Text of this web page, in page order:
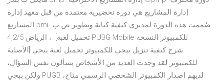
إدارة المشاريع هي دورة تحضيرية معتمدة من قبل معهد إدارة
المشاريع.pmi صُممت هذه الدورة لمديري كيفية كتابة وتطوير ص.ب.
، الرياض 4,2/5. [تحميل لعبة PUBG Mobile للكمبيوتر النسخة
الأصلية] شرح كيفية تنزيل ببجي للكمبيوتر تحميل لعبة ببجي
للكمبيوتر لقد وجدت العديد من الأشخاص يسألون نفس السؤال،
ولكن ببجي PUGB لديهم إصدار الكمبيوتر الشخصي الرسمي متاح،